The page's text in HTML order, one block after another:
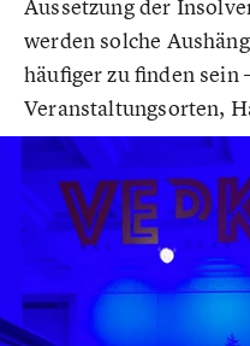
Aussetzung der
werden solche
häufiger zu finden sein
Veranstaltungsorten,